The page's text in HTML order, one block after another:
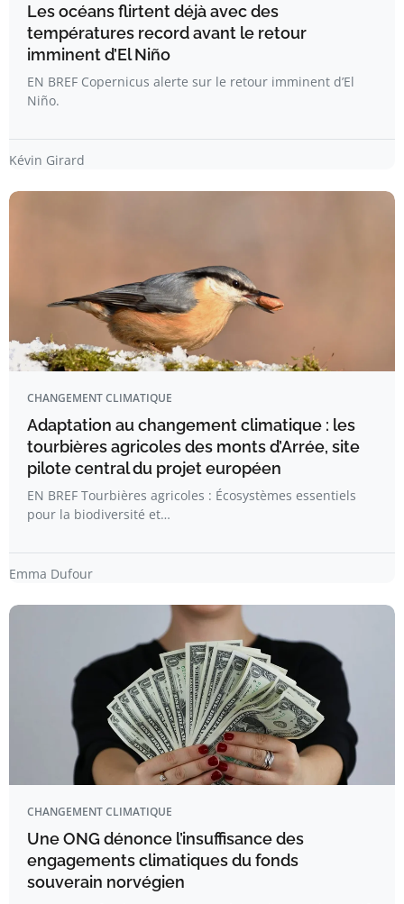
Les océans flirtent déjà avec des
températures record avant le retour
imminent d’El Niño
EN BREF Copernicus alerte sur le retour imminent d’El
Niño.
Kévin Girard
CHANGEMENT CLIMATIQUE
Adaptation au changement climatique : les
tourbières agricoles des monts d’Arrée, site
pilote central du projet européen
EN BREF Tourbières agricoles : Écosystèmes essentiels
pour la biodiversité et…
Emma Dufour
CHANGEMENT CLIMATIQUE
Une ONG dénonce l’insuffisance des
engagements climatiques du fonds
souverain norvégien